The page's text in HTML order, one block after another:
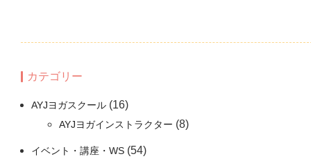
カテゴリー
AYJヨガスクール (16)
AYJヨガインストラクター (8)
イベント・講座・WS (54)